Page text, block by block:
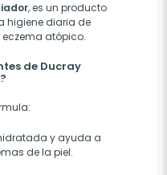
, es un producto
higiene diaria de
atópico.
de Ducray
y ayuda a
de la piel.